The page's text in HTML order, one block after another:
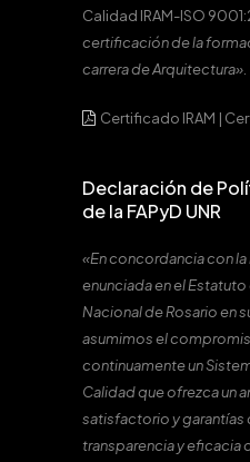
Calidad IRAM-ISO
certificación de la
carrera de Arquitectura».
Certificado IRAM |
Declaración de
de la FAPyD UNR
«En concordancia con
enunciada en el
Nacional de Rosario en
asumimos el
continuamente un
Calidad que ofrezca un
satisfactorio y garantías
transparencia y eficacia